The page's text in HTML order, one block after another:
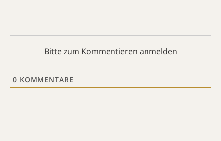
Bitte zum Kommentieren anmelden
0 KOMMENTARE